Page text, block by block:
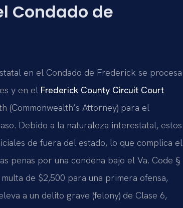
Condado de
en el Condado de Frederick se procesa
y en el Frederick County Circuit Court
(Commonwealth’s Attorney) para el
Debido a la naturaleza interestatal, estos
de fuera del estado, lo que complica el
penas por una condena bajo el Va. Code §
de $2,500 para una primera ofensa,
a un delito grave (felony) de Clase 6,